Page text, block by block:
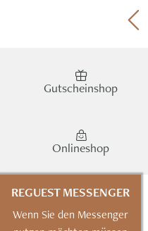
Gutscheinshop
Onlineshop
REGUEST MESSENGER
Wenn Sie den Messenger